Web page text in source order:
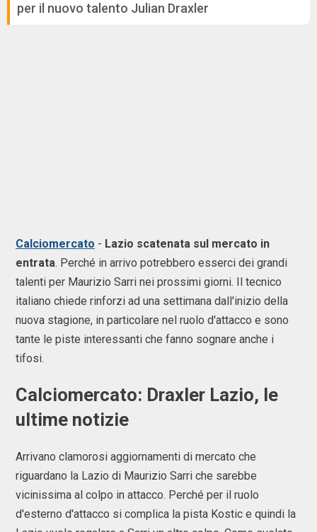
per il nuovo talento Julian Draxler
Calciomercato - Lazio scatenata sul mercato in
entrata. Perché in arrivo potrebbero esserci dei grandi
talenti per Maurizio Sarri nei prossimi giorni. Il tecnico
italiano chiede rinforzi ad una settimana dall'inizio della
nuova stagione, in particolare nel ruolo d'attacco e sono
tante le piste interessanti che fanno sognare anche i
tifosi.
Calciomercato: Draxler Lazio, le
ultime notizie
Arrivano clamorosi aggiornamenti di mercato che
riguardano la Lazio di Maurizio Sarri che sarebbe
vicinissima al colpo in attacco. Perché per il ruolo
d'esterno d'attacco si complica la pista Kostic e quindi la